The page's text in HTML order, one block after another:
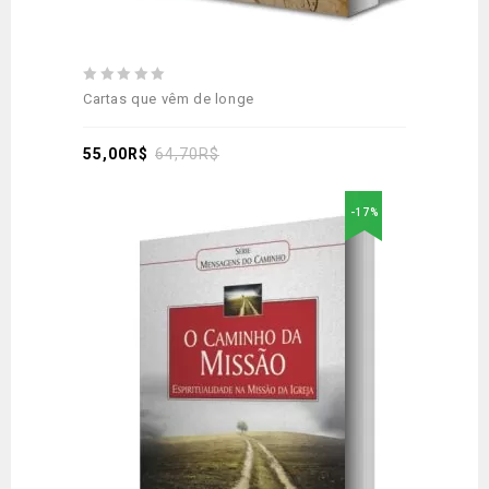
0
5
Cartas que vêm de longe
64,70R$
55,00 R$
-17%